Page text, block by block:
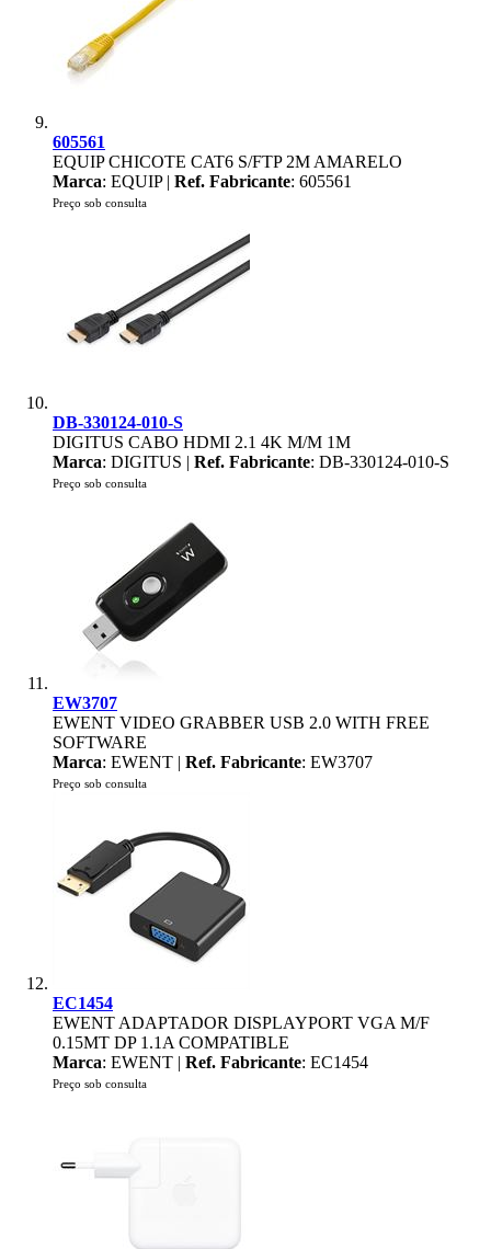
605561
EQUIP CHICOTE CAT6 S/FTP 2M AMARELO
Marca: EQUIP | Ref. Fabricante: 605561
Preço sob consulta
DB-330124-010-S
DIGITUS CABO HDMI 2.1 4K M/M 1M
Marca: DIGITUS | Ref. Fabricante: DB-330124-010-S
Preço sob consulta
EW3707
EWENT VIDEO GRABBER USB 2.0 WITH FREE
SOFTWARE
Marca: EWENT | Ref. Fabricante: EW3707
Preço sob consulta
EC1454
EWENT ADAPTADOR DISPLAYPORT VGA M/F
0.15MT DP 1.1A COMPATIBLE
Marca: EWENT | Ref. Fabricante: EC1454
Preço sob consulta